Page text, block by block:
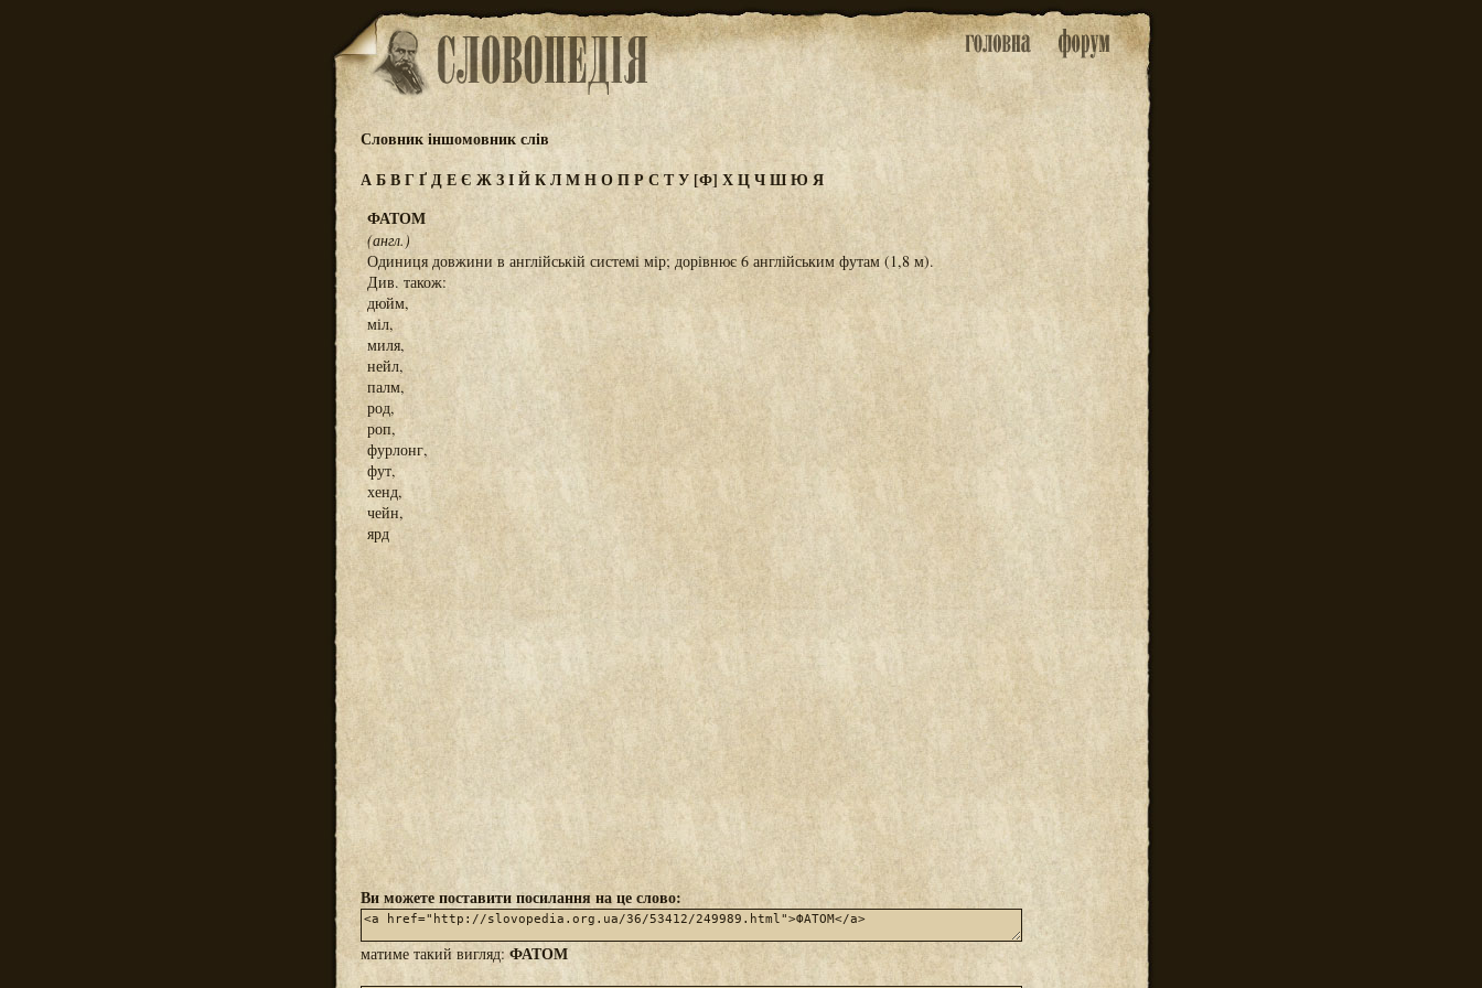
Словник іншомовник слів
АБВГҐДЕЄ ЖЗІЙКЛМНОПРСТУ [Ф] ХЦЧШЮ Я
ФАТОМ
(англ.)
Одиниця довжини в англійській системі мір; дорівнює 6 англійським футам (1,8 м).
Див. також:
дюйм,
міл,
миля,
нейл,
палм,
род,
роп,
фурлонг,
фут,
хенд,
чейн,
ярд
Ви можете поставити посилання на це слово:
матиме такий вигляд: ФАТОМ